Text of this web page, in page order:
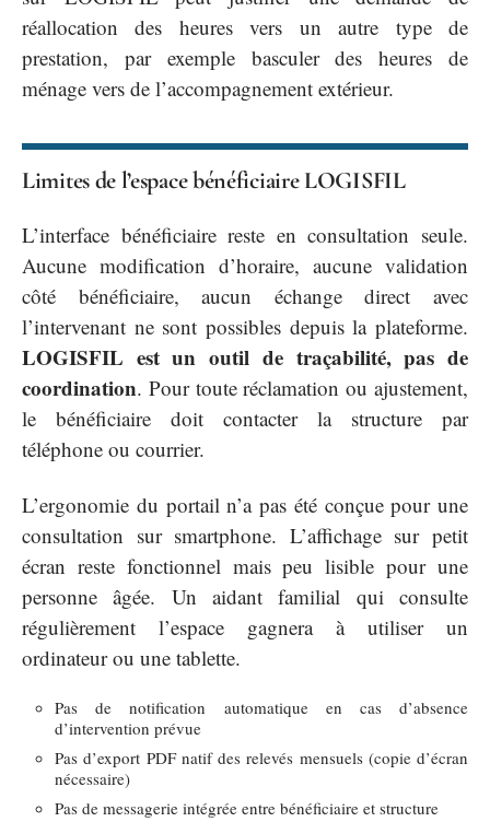
réallocation des heures vers un autre type de
prestation, par exemple basculer des heures de
ménage vers de l’accompagnement extérieur.
Limites de l’espace bénéficiaire LOGISFIL
L’interface bénéficiaire reste en consultation seule.
Aucune modification d’horaire, aucune validation
côté bénéficiaire, aucun échange direct avec
l’intervenant ne sont possibles depuis la plateforme.
LOGISFIL est un outil de traçabilité, pas de
coordination. Pour toute réclamation ou ajustement,
le bénéficiaire doit contacter la structure par
téléphone ou courrier.
L’ergonomie du portail n’a pas été conçue pour une
consultation sur smartphone. L’affichage sur petit
écran reste fonctionnel mais peu lisible pour une
personne âgée. Un aidant familial qui consulte
régulièrement l’espace gagnera à utiliser un
ordinateur ou une tablette.
Pas de notification automatique en cas d’absence
d’intervention prévue
Pas d’export PDF natif des relevés mensuels (copie d’écran
nécessaire)
Pas de messagerie intégrée entre bénéficiaire et structure